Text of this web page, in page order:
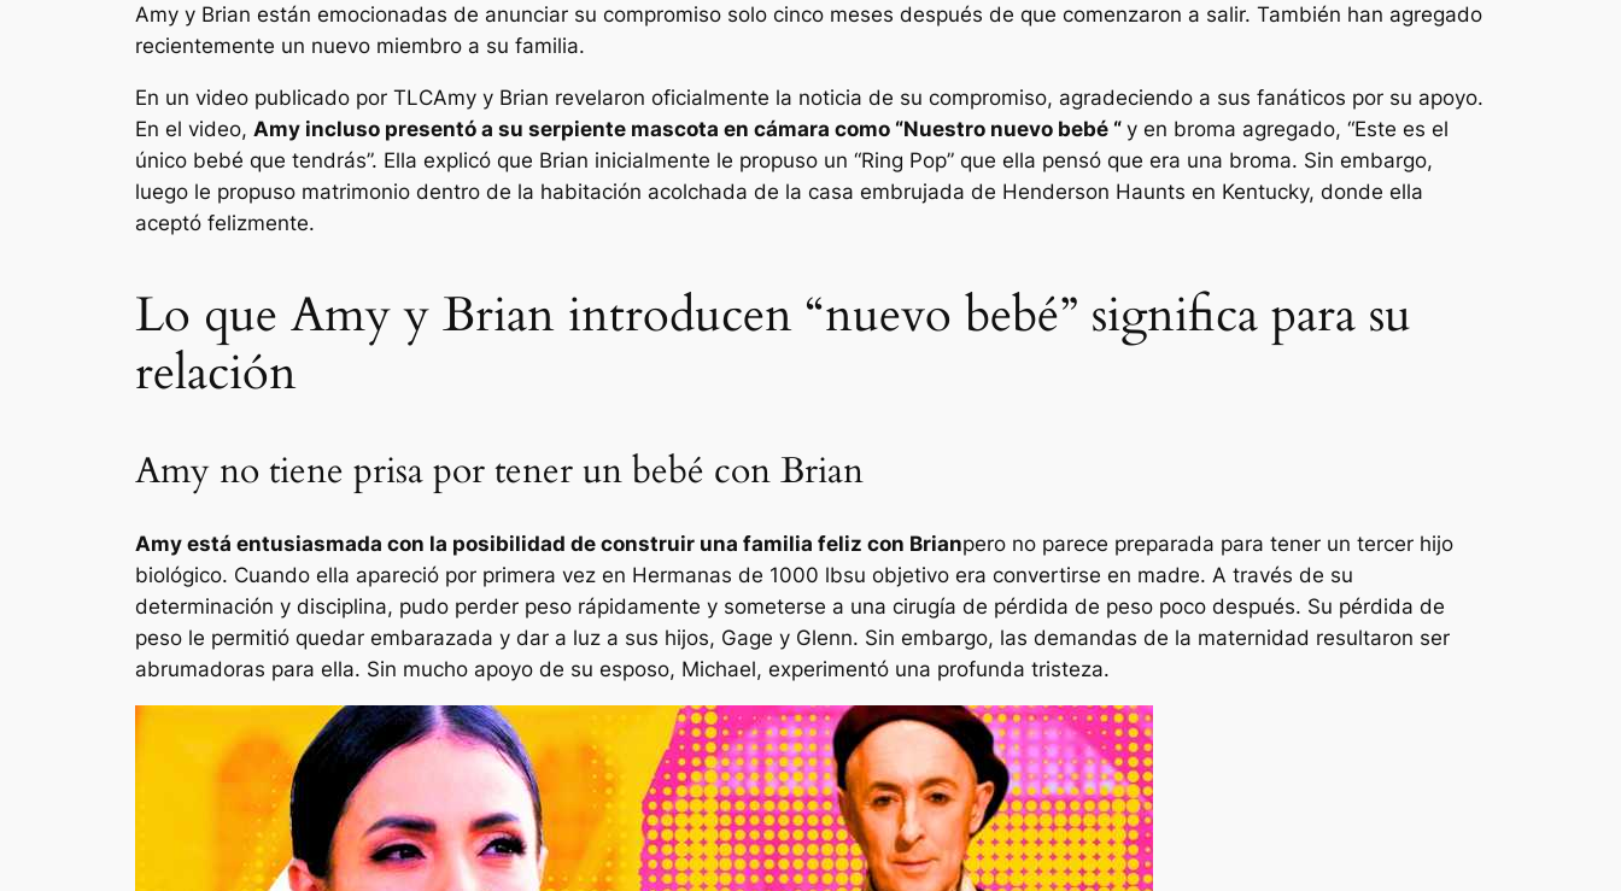
Amy y Brian están emocionadas de anunciar su compromiso solo cinco meses después de que comenzaron a salir. También han agregado
recientemente un nuevo miembro a su familia.
En un video publicado por TLCAmy y Brian revelaron oficialmente la noticia de su compromiso, agradeciendo a sus fanáticos por su apoyo.
En el video, Amy incluso presentó a su serpiente mascota en cámara como “Nuestro nuevo bebé “ y en broma agregado, “Este es el
único bebé que tendrás”. Ella explicó que Brian inicialmente le propuso un “Ring Pop” que ella pensó que era una broma. Sin embargo,
luego le propuso matrimonio dentro de la habitación acolchada de la casa embrujada de Henderson Haunts en Kentucky, donde ella
aceptó felizmente.
Lo que Amy y Brian introducen “nuevo bebé” significa para su
relación
Amy no tiene prisa por tener un bebé con Brian
Amy está entusiasmada con la posibilidad de construir una familia feliz con Brianpero no parece preparada para tener un tercer hijo
biológico. Cuando ella apareció por primera vez en Hermanas de 1000 lbsu objetivo era convertirse en madre. A través de su
determinación y disciplina, pudo perder peso rápidamente y someterse a una cirugía de pérdida de peso poco después. Su pérdida de
peso le permitió quedar embarazada y dar a luz a sus hijos, Gage y Glenn. Sin embargo, las demandas de la maternidad resultaron ser
abrumadoras para ella. Sin mucho apoyo de su esposo, Michael, experimentó una profunda tristeza.